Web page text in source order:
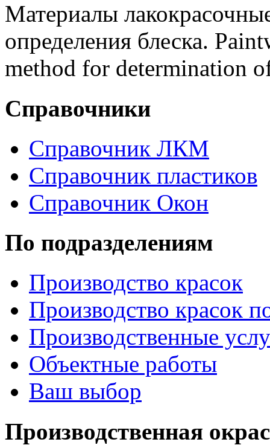
Материалы
определения блеска.
method for determination
Справочники
Справочник ЛКМ
Справочник пластиков
Справочник Окон
По подразделениям
Производство красок
Производство красок
Производственные
Объектные работы
Ваш выбор
Производственная